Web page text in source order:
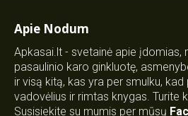
Apie Nodum
Apkasai.lt - svetainė apie įdomias,
pasaulinio karo ginkluotę,
ir visą kitą, kas yra per smulku,
vadovėlius ir rimtas knygas. Turite
Susisiekite su mumis per mūsų